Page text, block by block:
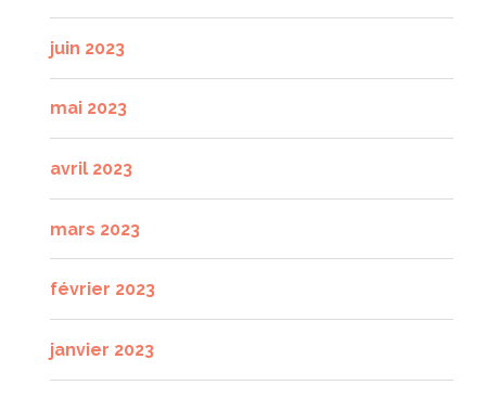
juin 2023
mai 2023
avril 2023
mars 2023
février 2023
janvier 2023